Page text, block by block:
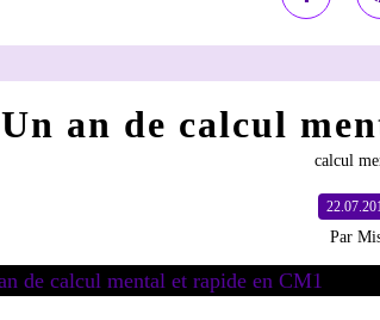
Un an de calcul
calcul
Par